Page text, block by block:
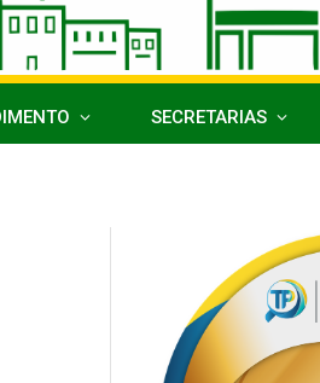
SECRETARIAS